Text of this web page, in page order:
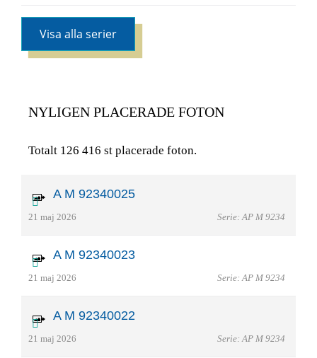
Visa alla serier
NYLIGEN PLACERADE FOTON
Totalt 126 416 st placerade foton.
A M 92340025
21 maj 2026 Serie: AP M 9234
A M 92340023
21 maj 2026 Serie: AP M 9234
A M 92340022
21 maj 2026 Serie: AP M 9234